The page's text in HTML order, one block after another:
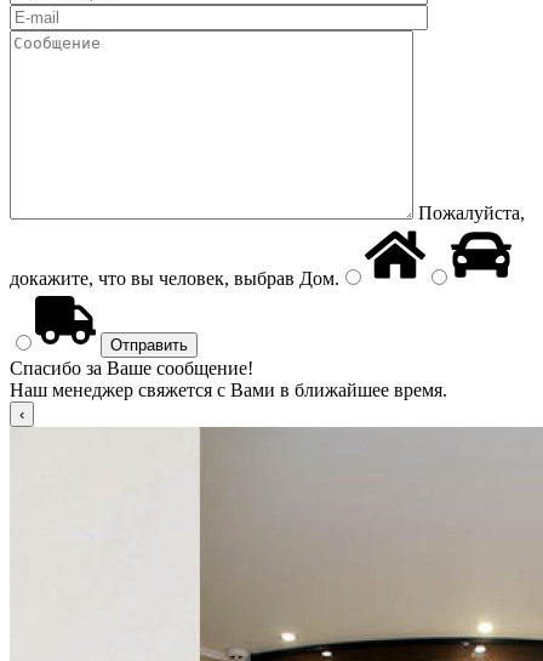
Пожалуйста,
докажите, что вы человек, выбрав Дом.
Спасибо за Ваше сообщение!
Наш менеджер свяжется с Вами в ближайшее время.